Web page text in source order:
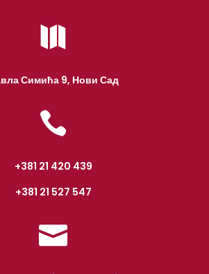

Симића 9, Нови Сад

+381 21 420 439
+381 21 527 547
